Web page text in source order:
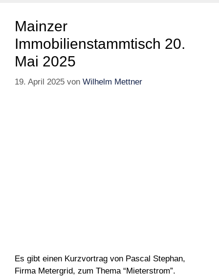
Mainzer
Immobilienstammtisch 20.
Mai 2025
19. April 2025 von Wilhelm Mettner
Es gibt einen Kurzvortrag von Pascal Stephan,
Firma Metergrid, zum Thema “Mieterstrom”.